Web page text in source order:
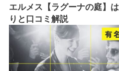
エルメス【ラグーナの庭】
りと口コミ解説